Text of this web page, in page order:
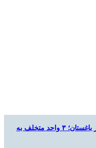
گشت مشترک بازرسی از نانوایی‌های شهر باغستان؛ ۳ واحد متخلف به